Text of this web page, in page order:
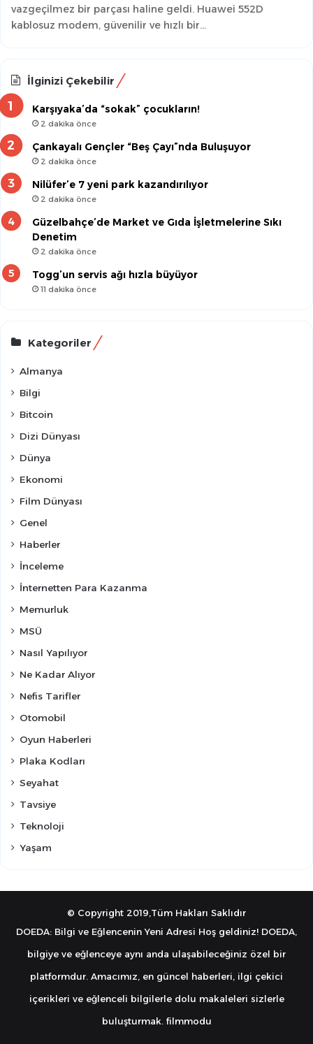
vazgeçilmez bir parçası haline geldi. Huawei 552D
kablosuz modem, güvenilir ve hızlı bir…
İlginizi Çekebilir
Karşıyaka’da “sokak” çocukların!
2 dakika önce
Çankayalı Gençler “Beş Çayı”nda Buluşuyor
2 dakika önce
Nilüfer’e 7 yeni park kazandırılıyor
2 dakika önce
Güzelbahçe’de Market ve Gıda İşletmelerine Sıkı
Denetim
2 dakika önce
Togg’un servis ağı hızla büyüyor
11 dakika önce
Kategoriler
Almanya
Bilgi
Bitcoin
Dizi Dünyası
Dünya
Ekonomi
Film Dünyası
Genel
Haberler
İnceleme
İnternetten Para Kazanma
Memurluk
MSÜ
Nasıl Yapılıyor
Ne Kadar Alıyor
Nefis Tarifler
Otomobil
Oyun Haberleri
Plaka Kodları
Seyahat
Tavsiye
Teknoloji
Yaşam
© Copyright 2019,Tüm Hakları Saklıdır
DOEDA: Bilgi ve Eğlencenin Yeni Adresi Hoş geldiniz! DOEDA,
bilgiye ve eğlenceye aynı anda ulaşabileceğiniz özel bir
platformdur. Amacımız, en güncel haberleri, ilgi çekici
içerikleri ve eğlenceli bilgilerle dolu makaleleri sizlerle
buluşturmak. filmmodu